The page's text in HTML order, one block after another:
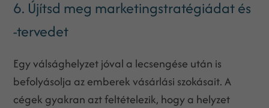
6. Újítsd meg marketingstratégiádat és
-tervedet
Egy válsághelyzet jóval a lecsengése után is
befolyásolja az emberek vásárlási szokásait. A
cégek gyakran azt feltételezik, hogy a helyzet